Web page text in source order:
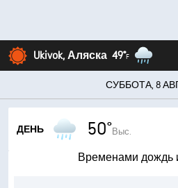
Ukivok, Аляска 49°F
СУББОТА, 8
ДЕНЬ 50°Выс.
Временами дождь